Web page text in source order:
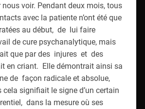
nous voir. Pendant deux mois, tous
avec la patiente n’ont été que
au début, de lui faire
de cure psychanalytique, mais
que par des injures et des
en criant. Elle démontrait ainsi sa
de façon radicale et absolue,
signifiait le signe d’un certain
dans la mesure où ses